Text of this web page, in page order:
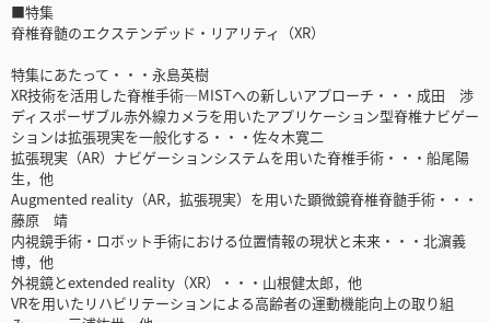
■特集
脊椎脊髄のエクステンデッド・リアリティ（XR）
特集にあたって・・・永島英樹
XR技術を活用した脊椎手術―MISTへの新しいアプローチ・・・成田 渉
ディスポーザブル赤外線カメラを用いたアプリケーション型脊椎ナビゲー
ションは拡張現実を一般化する・・・佐々木寛二
拡張現実（AR）ナビゲーションシステムを用いた脊椎手術・・・船尾陽
生，他
Augmented reality（AR，拡張現実）を用いた顕微鏡脊椎脊髄手術・・・
藤原 靖
内視鏡手術・ロボット手術における位置情報の現状と未来・・・北濵義
博，他
外視鏡とextended reality（XR）・・・山根健太郎，他
VRを用いたリハビリテーションによる高齢者の運動機能向上の取り組